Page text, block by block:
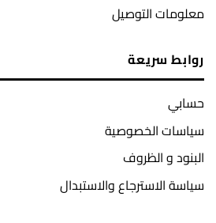
معلومات التوصيل
روابط سريعة
حسابي
سياسات الخصوصية
البنود و الظروف
سياسة الاسترجاع والاستبدال